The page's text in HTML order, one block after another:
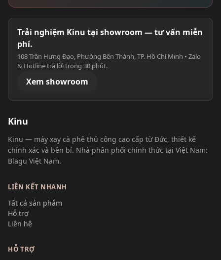
Trải nghiệm Kinu tại showroom — tư vấn miễn
phí.
108 Trần Hưng Đạo, Phường Bến Thành, TP. Hồ Chí Minh • Zalo
& Hotline trả lời trong 30 phút.
Xem showroom
Kinu
Kinu — máy xay cà phê thủ công cao cấp từ Đức, thiết kế
chính xác và bền bỉ. Nhà phân phối chính thức tại Việt Nam:
Blagu Việt Nam.
LIÊN KẾT NHANH
Tất cả sản phẩm
Hỗ trợ
Liên hệ
HỖ TRỢ